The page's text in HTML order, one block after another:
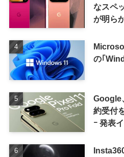
なスペ
が明ら
の｢
Google
約受付
ｰ 発表